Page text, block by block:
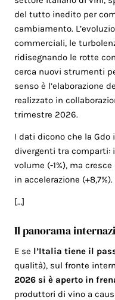
del tutto inedito per
cambiamento.
commerciali, le
ridisegnando le rotte
cerca nuovi strumenti
senso è l’elaborazione
realizzato in
trimestre 2026.
I dati dicono che la
divergenti tra comparti:
volume (-1%), ma
in accelerazione (+8,7%).
[…]
Il panorama
E se l’Italia tiene il
qualità), sul fronte
2026 si è aperto in
produttori di vino a